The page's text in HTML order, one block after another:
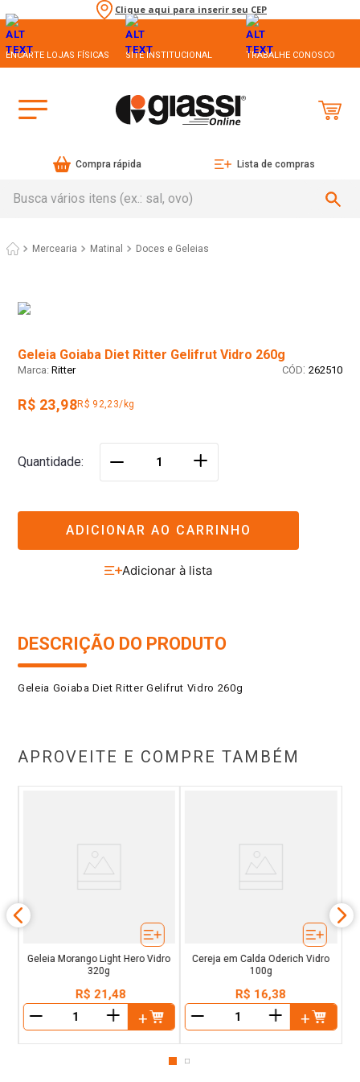
Clique aqui para inserir seu CEP
ENCARTE LOJAS FÍSICAS SITE INSTITUCIONAL TRABALHE CONOSCO
Compra rápida Lista de compras
Mercearia Matinal Doces e Geleias
Geleia Goiaba Diet Ritter Gelifrut Vidro 260g
Ritter : 262510
R$ 23,98R$ 92,23/kg
Quantidade ＋
ADICIONAR AO CARRINHO
DESCRIÇÃO DO PRODUTO
Geleia Goiaba Diet Ritter Gelifrut Vidro 260g
APROVEITE E COMPRE TAMBÉM
Geleia Morango Light Hero Vidro
320g
R$ 21,48
＋
Cereja em Calda Oderich Vidro
100g
R$ 16,38
＋